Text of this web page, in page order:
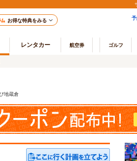
お得な特典をみる
レンタカー 航空券 ゴルフ
地蔵倉